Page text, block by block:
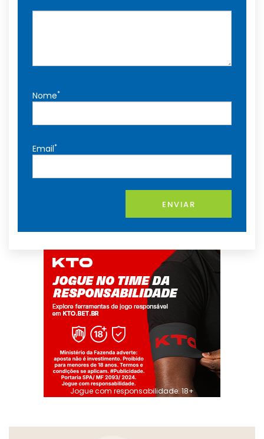
Nome*
Email*
ENVIAR
Jogue com responsabilidade. 18+